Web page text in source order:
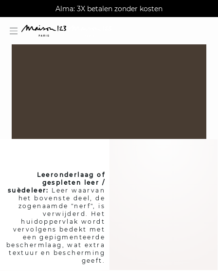
Alma: 3X betalen zonder kosten
AGUA : Ontdek onze nieuwe collectie
Gratis retourneren in de winkel
​Leeronderlaag of
gespleten leer /
suèdeleer: Leer waarvan
het bovenste deel, de
zogenaamde "nerf", is
verwijderd. Het
huidoppervlak wordt
vervolgens bedekt met
een gepigmenteerde
beschermlaag, wat extra
textuur en bescherming
geeft.